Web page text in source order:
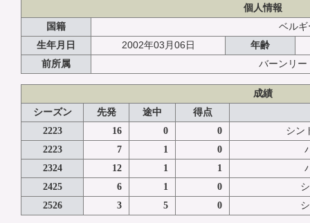
個人情報
国籍
ベルギ
生年月日
2002年03月06日
年齢
前所属
バーンリー
成績
シーズン
先発 途中
得点
2223
16 0 0
シン
2223
7 1 0
2324
12 1 1
2425
6 1 0
2526
3 5 0